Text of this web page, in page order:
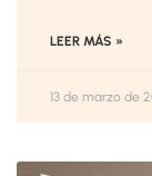
LEER MÁS »
13 de marzo de